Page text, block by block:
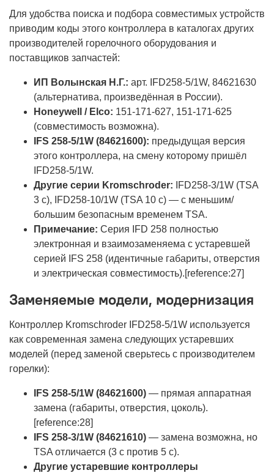
Для удобства поиска и подбора совместимых устройств
приводим коды этого контроллера в каталогах других
производителей горелочного оборудования и
поставщиков запчастей:
ИП Волынская Н.Г.: арт. IFD258-5/1W, 84621630
(альтернатива, произведённая в России).
Honeywell / Elco: 151-171-627, 151-171-625
(совместимость возможна).
IFS 258-5/1W (84621600): предыдущая версия
этого контроллера, на смену которому пришёл
IFD258-5/1W.
Другие серии Kromschroder: IFD258-3/1W (TSA
3 с), IFD258-10/1W (TSA 10 с) — с меньшим/
большим безопасным временем TSA.
Примечание: Серия IFD 258 полностью
электронная и взаимозаменяема с устаревшей
серией IFS 258 (идентичные габариты, отверстия
и электрическая совместимость).[reference:27]
Заменяемые модели, модернизация
Контроллер Kromschroder IFD258-5/1W используется
как современная замена следующих устаревших
моделей (перед заменой сверьтесь с производителем
горелки):
IFS 258-5/1W (84621600) — прямая аппаратная
замена (габариты, отверстия, цоколь).
[reference:28]
IFS 258-3/1W (84621610) — замена возможна, но
TSA отличается (3 с против 5 с).
Другие устаревшие контроллеры